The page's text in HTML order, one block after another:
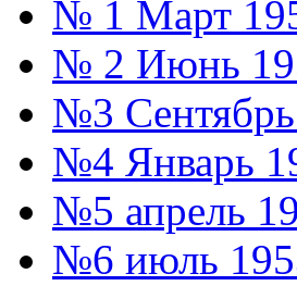
№ 1 Март
№ 2 Июнь
№3 Сентябрь
№4 Январь
№5 апрель
№6 июль